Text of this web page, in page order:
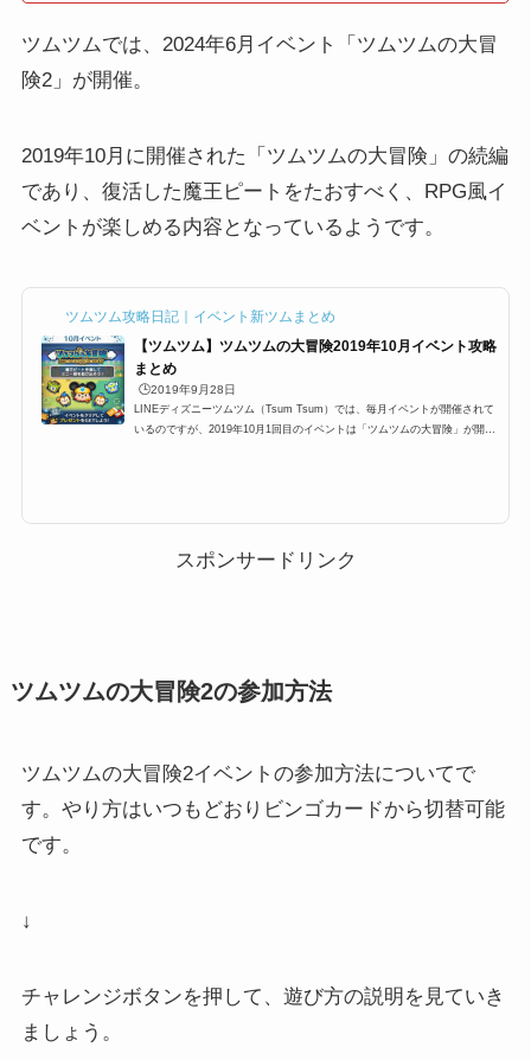
ツムツムでは、2024年6月イベント「ツムツムの大冒
険2」が開催。
2019年10月に開催された「ツムツムの大冒険」の続編
であり、復活した魔王ピートをたおすべく、RPG風イ
ベントが楽しめる内容となっているようです。
ツムツム攻略日記｜イベント新ツムまとめ
【ツムツム】ツムツムの大冒険2019年10月イベント攻略
まとめ
🕒️2019年9月28日
LINEディズニーツムツム（Tsum Tsum）では、毎月イベントが開催されて
いるのですが、2019年10月1回目のイベントは「ツムツムの大冒険」が開催
回はミッション系、ヴィランズ系...
スポンサードリンク
ツムツムの大冒険2の参加方法
ツムツムの大冒険2イベントの参加方法についてで
す。やり方はいつもどおりビンゴカードから切替可能
です。
↓
チャレンジボタンを押して、遊び方の説明を見ていき
ましょう。